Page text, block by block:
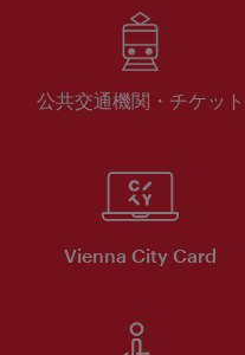
公共交通機関・チケット
Vienna City Card